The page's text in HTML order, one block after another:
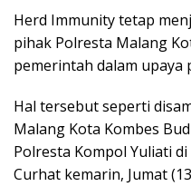
Herd Immunity tetap
pihak Polresta Malang
pemerintah dalam upaya
Hal tersebut seperti
Malang Kota Kombes
Polresta Kompol Yuliati
Curhat kemarin, Jumat